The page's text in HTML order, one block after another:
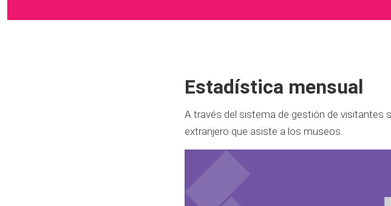
Estadística mensual
A través del sistema de gestión de visitantes
extranjero que asiste a los museos.